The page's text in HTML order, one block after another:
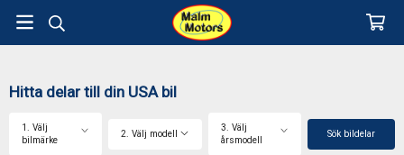
Hitta delar till din USA bil
1. Välj
bilmärke
2. Välj modell
3. Välj
årsmodell
Sök bildelar